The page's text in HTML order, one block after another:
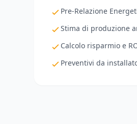
Pre-Relazione
Stima di produzione
Calcolo risparmio e
Preventivi da